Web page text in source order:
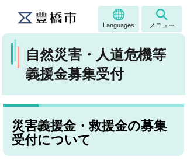
Languages メニュー
自然災害・人道危機等
義援金募集受付
災害義援金・救援金の募集
受付について